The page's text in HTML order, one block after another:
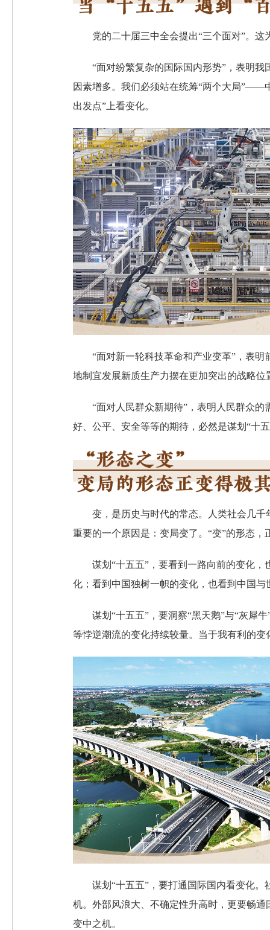
党的二十届三中全会提出“三个面对”。
“面对纷繁复杂的国际国内形势”，表明
因素增多。我们必须站在统筹“两个大局”——
出发点”上看变化。
“面对新一轮科技革命和产业变革”，表明
地制宜发展新质生产力摆在更加突出的战略
“面对人民群众新期待”，表明人民群众
好、公平、安全等等的期待，必然是谋划“十
变，是历史与时代的常态。人类社会几
重要的一个原因是：变局变了。“变”的形态，
谋划“十五五”，要看到一路向前的变化
化；看到中国独树一帜的变化，也看到中国与
谋划“十五五”，要洞察“黑天鹅”与“灰犀
等悖逆潮流的变化持续较量。当于我有利的
谋划“十五五”，要打通国际国内看变化
机。外部风浪大、不确定性升高时，更要畅
变中之机。